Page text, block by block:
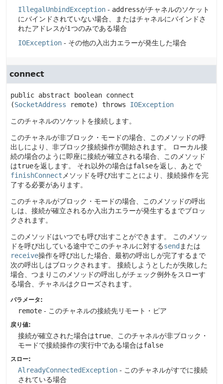
IllegalUnbindException - addressがチャネルのソケット
にバインドされていない場合、またはチャネルにバインドさ
れたアドレスが1つのみである場合
IOException - その他の入出力エラーが発生した場合
connect
public abstract boolean connect
(SocketAddress remote) throws IOException
このチャネルのソケットを接続します。
このチャネルが非ブロック・モードの場合、このメソッドの呼
出しにより、非ブロック接続操作が開始されます。
ローカル接
続の場合のように即座に接続が確立される場合、このメソッド
はtrueを返します。 それ以外の場合はfalseを返し、あとで
finishConnect メソッドを呼び出すことにより、接続操作を完
了する必要があります。
このチャネルがブロック・モードの場合、このメソッドの呼出
しは、接続が確立されるか入出力エラーが発生するまでブロッ
クされます。
このメソッドはいつでも呼び出すことができます。
このメソッ
ドを呼び出している途中でこのチャネルに対するsend または
receive操作を呼び出した場合、最初の呼出しが完了するまで
次の呼出しはブロックされます。
接続しようとしたが失敗した
場合、つまりこのメソッドの呼出しがチェック例外をスローす
る場合、チャネルはクローズされます。
パラメータ:
remote - このチャネルの接続先リモート・ピア
戻り値:
接続が確立された場合はtrue 、このチャネルが非ブロック・
モードで接続操作の実行中である場合はfalse
スロー:
AlreadyConnectedException - このチャネルがすでに接続
されている場合